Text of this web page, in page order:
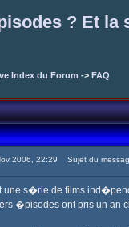
? Et la
Index du Forum -> FAQ
2006, 22:29 Sujet du
une s�rie de films
�pisodes ont pris un an